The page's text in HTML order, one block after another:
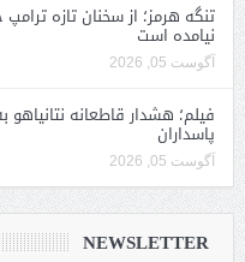
تنگه هرمز؛ از سخنان تازه
نیامده است
آگوست 05, 2026
فیلم؛ هشدار قاطعانه
پاسداران
آگوست 05, 2026
NEWSLETTER